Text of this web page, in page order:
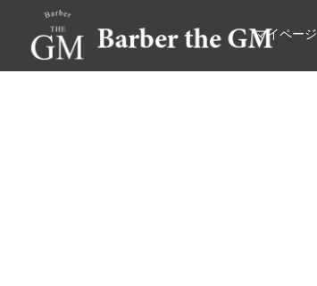
マイページ